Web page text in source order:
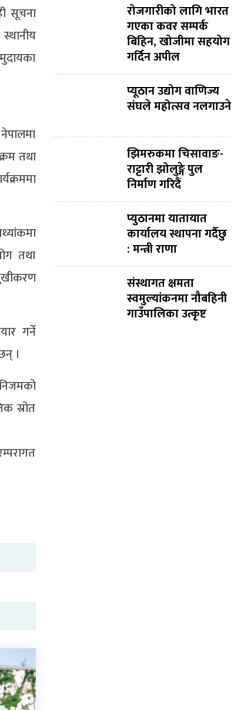
सूचना
तथा
तथा
गर्ने
।
स्रोत
रोजगारीको लागि भारत
गएका कवर सम्पर्क
बिहिन, खोजीमा सहयोग
गर्दिन अपील
प्यूठान उद्योग वाणिज्य
संघले महोत्सव नलगाउने
झिमरुकमा चिसावाङ-
राट्टारी झोलुङ्गे पुल
निर्माण गरिदैं
प्युठानमा यातायात
कार्यालय स्थापना गर्दैछु
: मन्त्री राणा
संस्थागत क्षमता
स्वमुल्यांकनमा नौबहिनी
गाउँपालिका उत्कृष्ट